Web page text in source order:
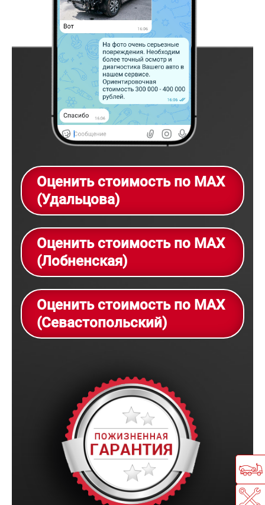
Оценить стоимость по MAX
(Удальцова)
Оценить стоимость по MAX
(Лобненская)
Оценить стоимость по MAX
(Севастопольский)